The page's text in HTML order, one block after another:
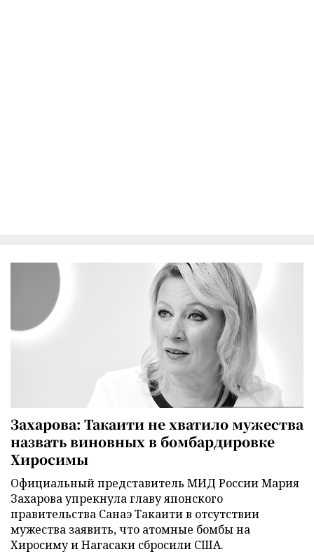
Захарова: Такаити не хватило мужества
назвать виновных в бомбардировке
Хиросимы
Официальный представитель МИД России Мария
Захарова упрекнула главу японского
правительства Санаэ Такаити в отсутствии
мужества заявить, что атомные бомбы на
Хиросиму и Нагасаки сбросили США.